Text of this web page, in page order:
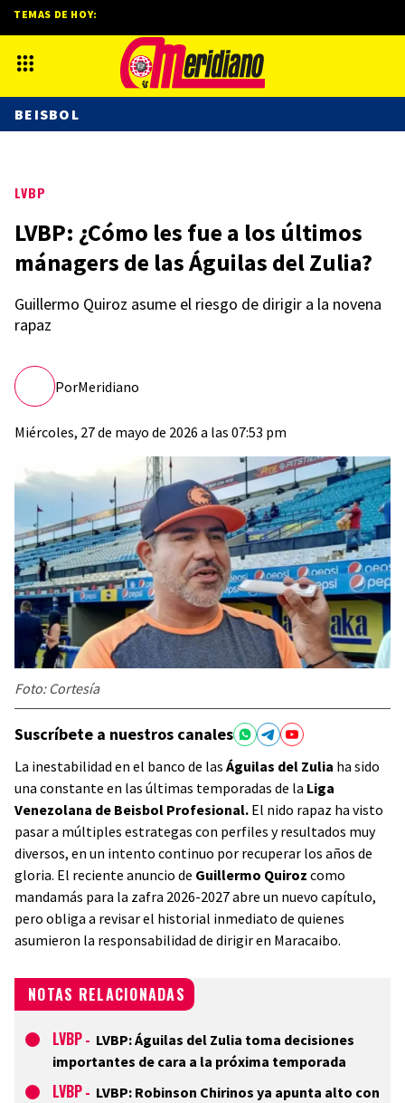
LVBP
LVBP: ¿Cómo les fue a los últimos
mánagers de las Águilas del Zulia?
Guillermo Quiroz asume el riesgo de dirigir a la novena
rapaz
PorMeridiano
Miércoles, 27 de mayo de 2026 a las 07:53 pm
Foto: Cortesía
Suscríbete a nuestros canales
La inestabilidad en el banco de las Águilas del Zulia ha sido
una constante en las últimas temporadas de la Liga
Venezolana de Beisbol Profesional. El nido rapaz ha visto
pasar a múltiples estrategas con perfiles y resultados muy
diversos, en un intento continuo por recuperar los años de
gloria. El reciente anuncio de Guillermo Quiroz como
mandamás para la zafra 2026-2027 abre un nuevo capítulo,
pero obliga a revisar el historial inmediato de quienes
asumieron la responsabilidad de dirigir en Maracaibo.
NOTAS RELACIONADAS
LVBP - LVBP: Águilas del Zulia toma decisiones
importantes de cara a la próxima temporada
LVBP - LVBP: Robinson Chirinos ya apunta alto con
TEMAS DE HOY:
BEISBOL